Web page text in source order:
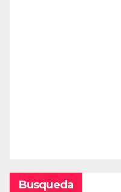
Busqueda